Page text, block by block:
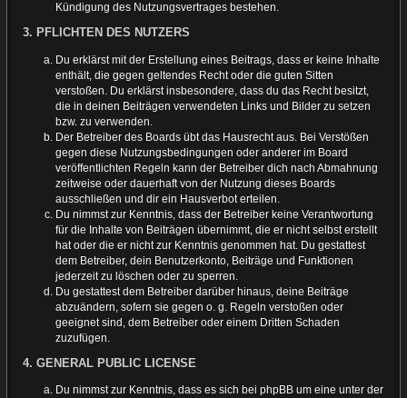
Kündigung des Nutzungsvertrages bestehen.
3. PFLICHTEN DES NUTZERS
Du erklärst mit der Erstellung eines Beitrags, dass er keine Inhalte
enthält, die gegen geltendes Recht oder die guten Sitten
verstoßen. Du erklärst insbesondere, dass du das Recht besitzt,
die in deinen Beiträgen verwendeten Links und Bilder zu setzen
bzw. zu verwenden.
Der Betreiber des Boards übt das Hausrecht aus. Bei Verstößen
gegen diese Nutzungsbedingungen oder anderer im Board
veröffentlichten Regeln kann der Betreiber dich nach Abmahnung
zeitweise oder dauerhaft von der Nutzung dieses Boards
ausschließen und dir ein Hausverbot erteilen.
Du nimmst zur Kenntnis, dass der Betreiber keine Verantwortung
für die Inhalte von Beiträgen übernimmt, die er nicht selbst erstellt
hat oder die er nicht zur Kenntnis genommen hat. Du gestattest
dem Betreiber, dein Benutzerkonto, Beiträge und Funktionen
jederzeit zu löschen oder zu sperren.
Du gestattest dem Betreiber darüber hinaus, deine Beiträge
abzuändern, sofern sie gegen o. g. Regeln verstoßen oder
geeignet sind, dem Betreiber oder einem Dritten Schaden
zuzufügen.
4. GENERAL PUBLIC LICENSE
Du nimmst zur Kenntnis, dass es sich bei phpBB um eine unter der